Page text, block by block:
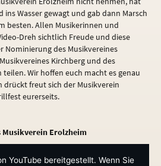
Wasser gewagt und gab dann Marsch
besten. Allen Musikerinnen und
Dreh sichtlich Freude und diese
Nominierung des Musikvereines
Kirchberg und des
Wir hoffen euch macht es genau
drückt freut sich der Musikverein
eurerseits.
Musikverein Erolzheim
YouTube bereitgestellt. Wenn Sie